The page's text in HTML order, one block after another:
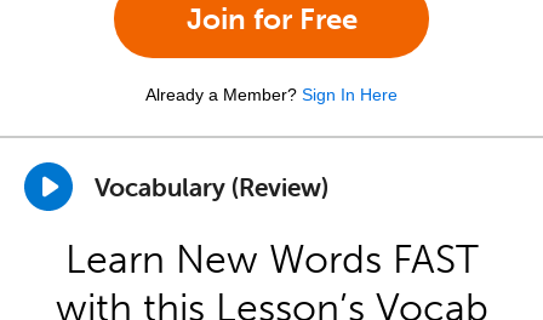
Join for Free
Already a Member? Sign In Here
Vocabulary (Review)
Learn New Words FAST
with this Lesson’s Vocab